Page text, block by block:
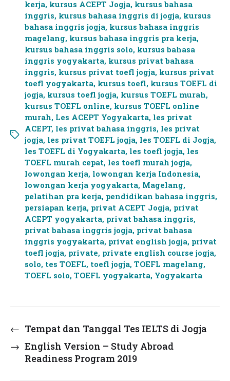
kerja, kursus ACEPT Jogja, kursus bahasa
inggris, kursus bahasa inggris di jogja, kursus
bahasa inggris jogja, kursus bahasa inggris
magelang, kursus bahasa inggris pra kerja,
kursus bahasa inggris solo, kursus bahasa
inggris yogyakarta, kursus privat bahasa
inggris, kursus privat toefl jogja, kursus privat
toefl yogyakarta, kursus toefl, kursus TOEFL di
jogja, kursus toefl jogja, kursus TOEFL murah,
kursus TOEFL online, kursus TOEFL online
murah, Les ACEPT Yogyakarta, les privat
ACEPT, les privat bahasa inggris, les privat
jogja, les privat TOEFL jogja, les TOEFL di Jogja,
les TOEFL di Yogyakarta, les toefl jogja, les
TOEFL murah cepat, les toefl murah jogja,
lowongan kerja, lowongan kerja Indonesia,
lowongan kerja yogyakarta, Magelang,
pelatihan pra kerja, pendidikan bahasa inggris,
persiapan kerja, privat ACEPT Jogja, privat
ACEPT yogyakarta, privat bahasa inggris,
privat bahasa inggris jogja, privat bahasa
inggris yogyakarta, privat english jogja, privat
toefl jogja, private, private english course jogja,
solo, tes TOEFL, toefl jogja, TOEFL magelang,
TOEFL solo, TOEFL yogyakarta, Yogyakarta
← Tempat dan Tanggal Tes IELTS di Jogja
→ English Version – Study Abroad
Readiness Program 2019